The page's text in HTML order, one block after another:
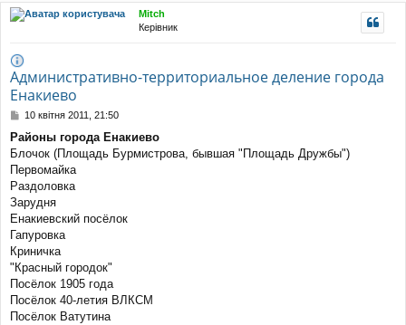
уп
Mitch
Керівник
Административно-территориальное деление города
Енакиево
П
в
і
д
о
л
е
н
н
я
10 квітня 2011, 21:50
Районы города Енакиево
Блочок (Площадь Бурмистрова, бывшая "Площадь Дружбы")
Первомайка
Раздоловка
Зарудня
Енакиевский посёлок
Гапуровка
Криничка
"Красный городок"
Посёлок 1905 года
Посёлок 40-летия ВЛКСМ
Посёлок Ватутина